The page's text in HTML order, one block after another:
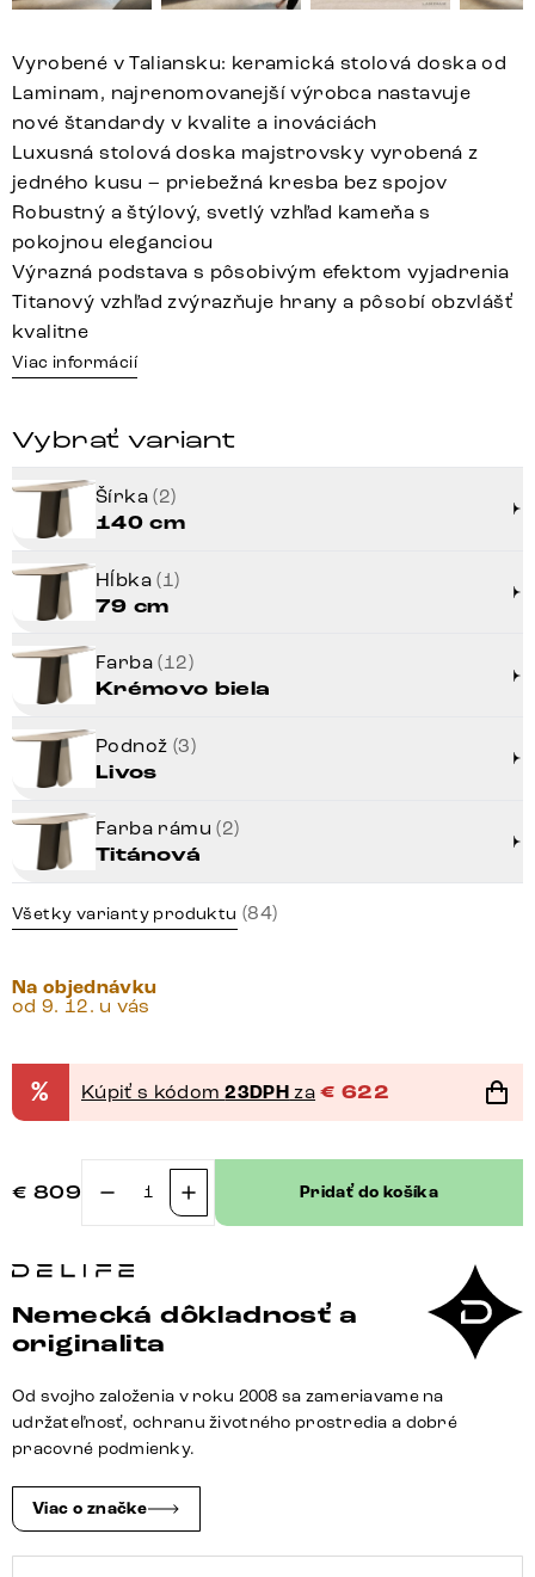
Vyrobené v Taliansku: keramická stolová doska od
Laminam, najrenomovanejší výrobca nastavuje
nové štandardy v kvalite a inováciách
Luxusná stolová doska majstrovsky vyrobená z
jedného kusu – priebežná kresba bez spojov
Robustný a štýlový, svetlý vzhľad kameňa s
pokojnou eleganciou
Výrazná podstava s pôsobivým efektom vyjadrenia
Titanový vzhľad zvýrazňuje hrany a pôsobí obzvlášť
kvalitne
Viac informácií
Vybrať variant
Šírka(2)
140 cm
Hĺbka(1)
79 cm
Farba(12)
Krémovo biela
Podnož (3)
Livos
Farba rámu(2)
Titánová
Všetky varianty produktu (84)
Na objednávku
od 9. 12. u vás
% Kúpiť s kódom23DPH za € 622
€ 809
množstvo
stolík
polygonálny
140×50
keramika
Laminam®
biely
krémovo
biela
Pridať do košíka
Nemecká dôkladnosť a
originalita
Od svojho založenia v roku 2008 sa zameriavame na
udržateľnosť, ochranu životného prostredia a dobré
pracovné podmienky.
Viac o značke